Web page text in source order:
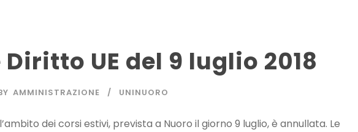
Diritto UE del 9 luglio 2018
AMMINISTRAZIONE UNINUORO
dei corsi estivi, prevista a Nuoro il giorno 9 luglio, è annullata. Le